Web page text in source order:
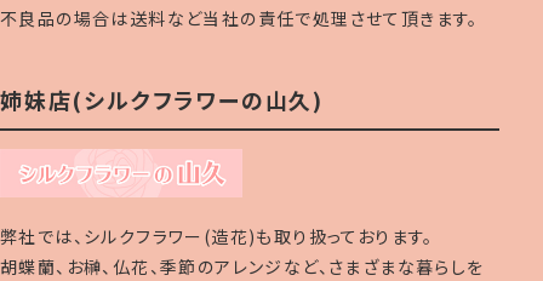
不良品の場合は送料など当社の責任で処理させて頂きます。
姉妹店(シルクフラワーの山久)
弊社では、シルクフラワー(造花)も取り扱っております。
胡蝶蘭、お榊、仏花、季節のアレンジなど、さまざまな暮らしを